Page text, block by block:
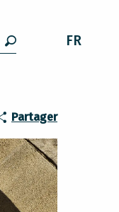
FR
Partager